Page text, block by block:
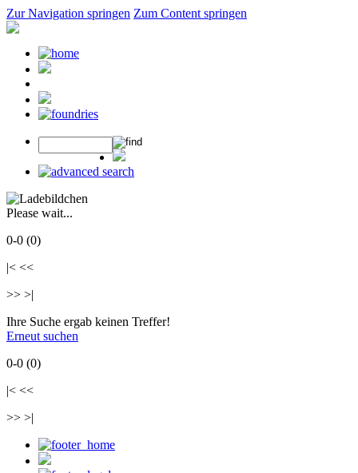
Zur Navigation springen Zum Content springen
Please wait...
0-0 (0)
|< <<
>> >|
Ihre Suche ergab keinen Treffer!
Erneut suchen
0-0 (0)
|< <<
>> >|